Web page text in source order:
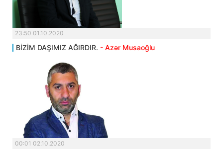
23:50 01.10.2020
BİZİM DAŞIMIZ AĞIRDIR. - Azər Musaoğlu
00:01 02.10.2020